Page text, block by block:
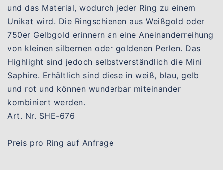
und das Material, wodurch jeder Ring zu einem
Unikat wird. Die Ringschienen aus Weißgold oder
750er Gelbgold erinnern an eine Aneinanderreihung
von kleinen silbernen oder goldenen Perlen. Das
Highlight sind jedoch selbstverständlich die Mini
Saphire. Erhältlich sind diese in weiß, blau, gelb
und rot und können wunderbar miteinander
kombiniert werden.
Art. Nr. SHE-676
Preis pro Ring auf Anfrage